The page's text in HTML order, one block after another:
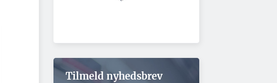
Tilmeld nyhedsbrev